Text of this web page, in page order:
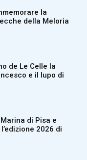
la
della Meloria
de Le Celle la
e il lupo di
di Pisa e
2026 di